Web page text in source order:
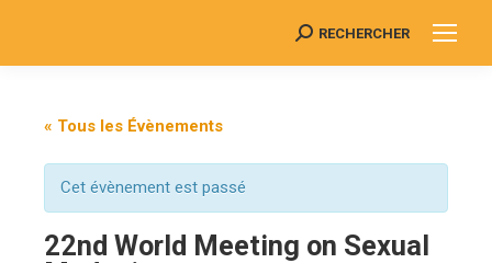
Search:
RECHERCHER
« Tous les Évènements
Cet évènement est passé
22nd World Meeting on Sexual